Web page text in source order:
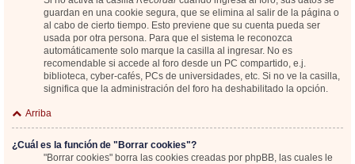
guardan en una cookie segura, que se elimina al salir de la página o
al cabo de cierto tiempo. Esto previene que su cuenta pueda ser
usada por otra persona. Para que el sistema le reconozca
automáticamente solo marque la casilla al ingresar. No es
recomendable si accede al foro desde un PC compartido, e.j.
biblioteca, cyber-cafés, PCs de universidades, etc. Si no ve la casilla,
significa que la administración del foro ha deshabilitado la opción.
Arriba
¿Cuál es la función de "Borrar cookies"?
"Borrar cookies" borra las cookies creadas por phpBB, las cuales le